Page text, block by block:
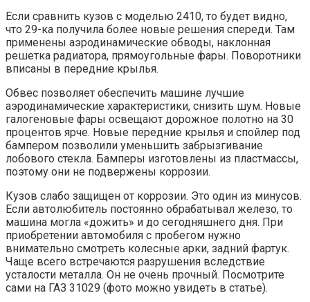
Если сравнить кузов с моделью 2410, то будет видно,
что 29-ка получила более новые решения спереди. Там
применены аэродинамические обводы, наклонная
решетка радиатора, прямоугольные фары. Поворотники
вписаны в передние крылья.
Обвес позволяет обеспечить машине лучшие
аэродинамические характеристики, снизить шум. Новые
галогеновые фары освещают дорожное полотно на 30
процентов ярче. Новые передние крылья и спойлер под
бампером позволили уменьшить забрызгивание
лобового стекла. Бамперы изготовлены из пластмассы,
поэтому они не подвержены коррозии.
Кузов слабо защищен от коррозии. Это один из минусов.
Если автолюбитель постоянно обрабатывал железо, то
машина могла «дожить» и до сегодняшнего дня. При
приобретении автомобиля с пробегом нужно
внимательно смотреть колесные арки, задний фартук.
Чаще всего встречаются разрушения вследствие
усталости металла. Он не очень прочный. Посмотрите
сами на ГАЗ 31029 (фото можно увидеть в статье).